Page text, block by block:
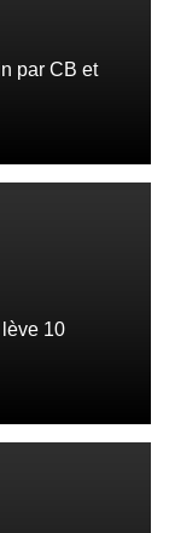
par CB et
10